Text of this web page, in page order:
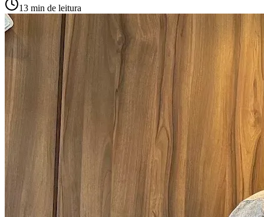
13 min de leitura